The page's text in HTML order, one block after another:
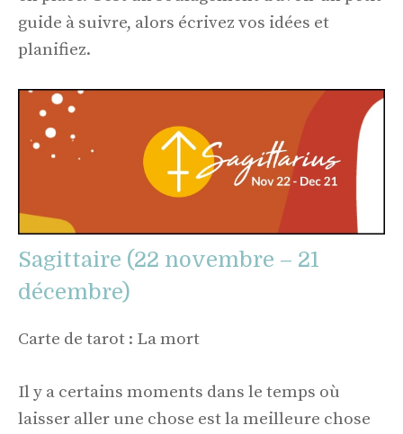
guide à suivre, alors écrivez vos idées et
planifiez.
Sagittaire (22 novembre – 21
décembre)
Carte de tarot : La mort
Il y a certains moments dans le temps où
laisser aller une chose est la meilleure chose